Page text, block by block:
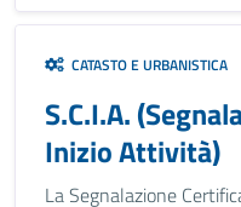
CATASTO E URBANISTICA
S.C.I.A.
Inizio Attività)
La Segnalazione